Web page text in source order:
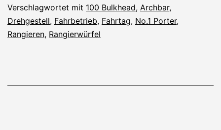
Verschlagwortet mit 100 Bulkhead, Archbar,
Drehgestell, Fahrbetrieb, Fahrtag, No.1 Porter,
Rangieren, Rangierwürfel